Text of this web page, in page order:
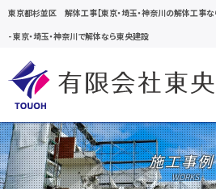
東京都杉並区 解体工事【東京・埼玉・神奈川の解体工事な
-東京・埼玉・神奈川で解体なら東央建設
施工事例